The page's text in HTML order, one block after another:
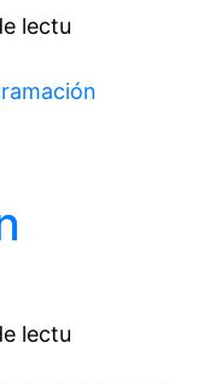
lectu
lectu